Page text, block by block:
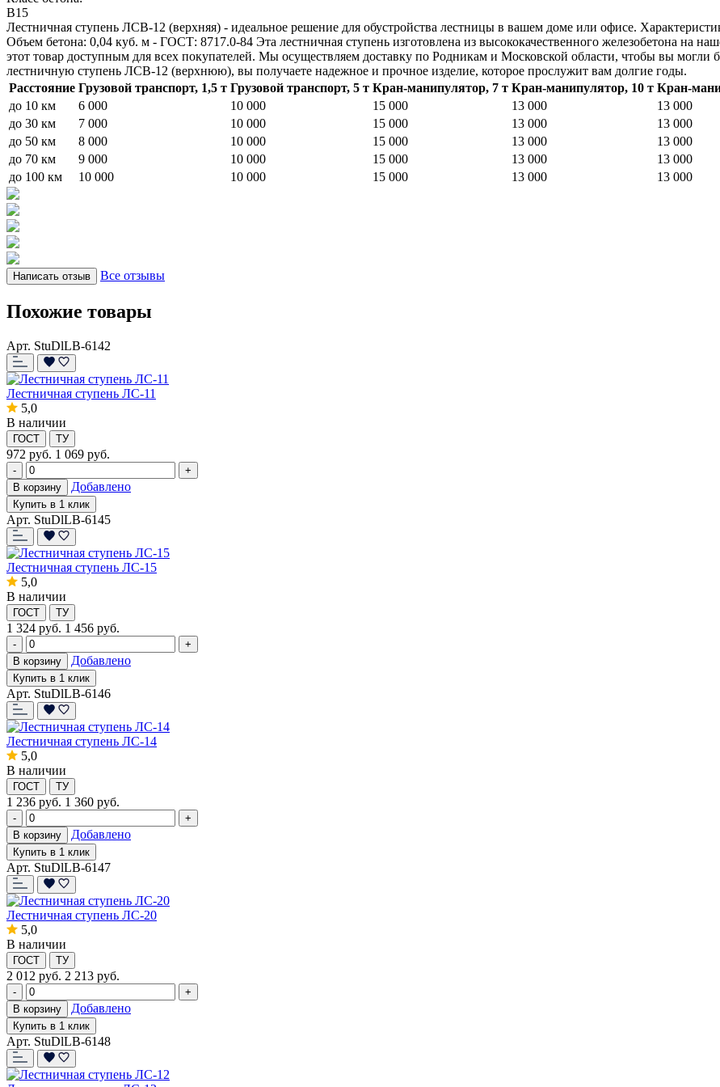
B15
Лестничная ступень ЛСВ-12 (верхняя) - идеальное решение для обустройства лестницы в вашем доме или офисе.
Объем бетона: 0,04 куб. м - ГОСТ: 8717.0-84 Эта лестничная ступень изготовлена из высококачественного железобетона на
этот товар доступным для всех покупателей. Мы осуществляем доставку по Родникам и Московской области, чтобы вы могли
лестничную ступень ЛСВ-12 (верхнюю), вы получаете надежное и прочное изделие, которое прослужит вам долгие годы.
Расстояние Грузовой транспорт, 1,5 т Грузовой транспорт, 5 т Кран-манипулятор, 7 т Кран-манипулятор, 10 т Кран-
до 10 км
6 000 10 000 15 000 13 000 13 000
до 30 км
7 000 10 000 15 000 13 000 13 000
до 50 км
8 000 10 000 15 000 13 000 13 000
до 70 км
9 000 10 000 15 000 13 000 13 000
до 100 км
10 000 10 000 15 000 13 000 13 000
Написать отзыв Все отзывы
Похожие товары
Арт. StuDlLB-6142
Лестничная ступень ЛС-11
5,0
В наличии
ГОСТ ТУ
972 руб. 1 069 руб.
-
+
В корзину
Добавлено
Купить в 1 клик
Арт. StuDlLB-6145
Лестничная ступень ЛС-15
5,0
В наличии
ГОСТ ТУ
1 324 руб. 1 456 руб.
-
+
В корзину
Добавлено
Купить в 1 клик
Арт. StuDlLB-6146
Лестничная ступень ЛС-14
5,0
В наличии
ГОСТ ТУ
1 236 руб. 1 360 руб.
-
+
В корзину
Добавлено
Купить в 1 клик
Арт. StuDlLB-6147
Лестничная ступень ЛС-20
5,0
В наличии
ГОСТ ТУ
2 012 руб. 2 213 руб.
-
+
В корзину
Добавлено
Купить в 1 клик
Арт. StuDlLB-6148